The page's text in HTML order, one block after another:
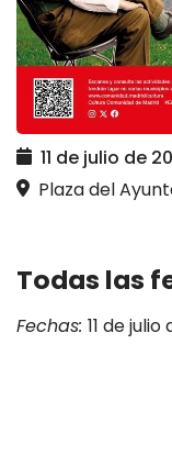
11 de julio de
Plaza del
Todas las
Fechas: 11 de julio